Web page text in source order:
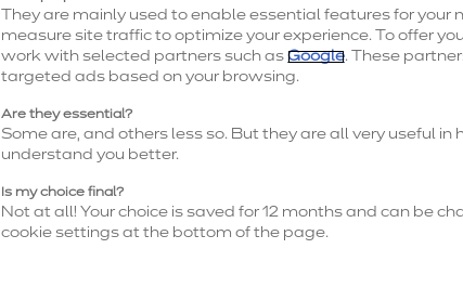
They are mainly used to enable essential features for your
measure site traffic to optimize your experience. To offer
work with selected partners such as Google. These
targeted ads based on your browsing.
Are they essential?
Some are, and others less so. But they are all very useful in
understand you better.
Is my choice final?
Not at all! Your choice is saved for 12 months and can be
cookie settings at the bottom of the page.